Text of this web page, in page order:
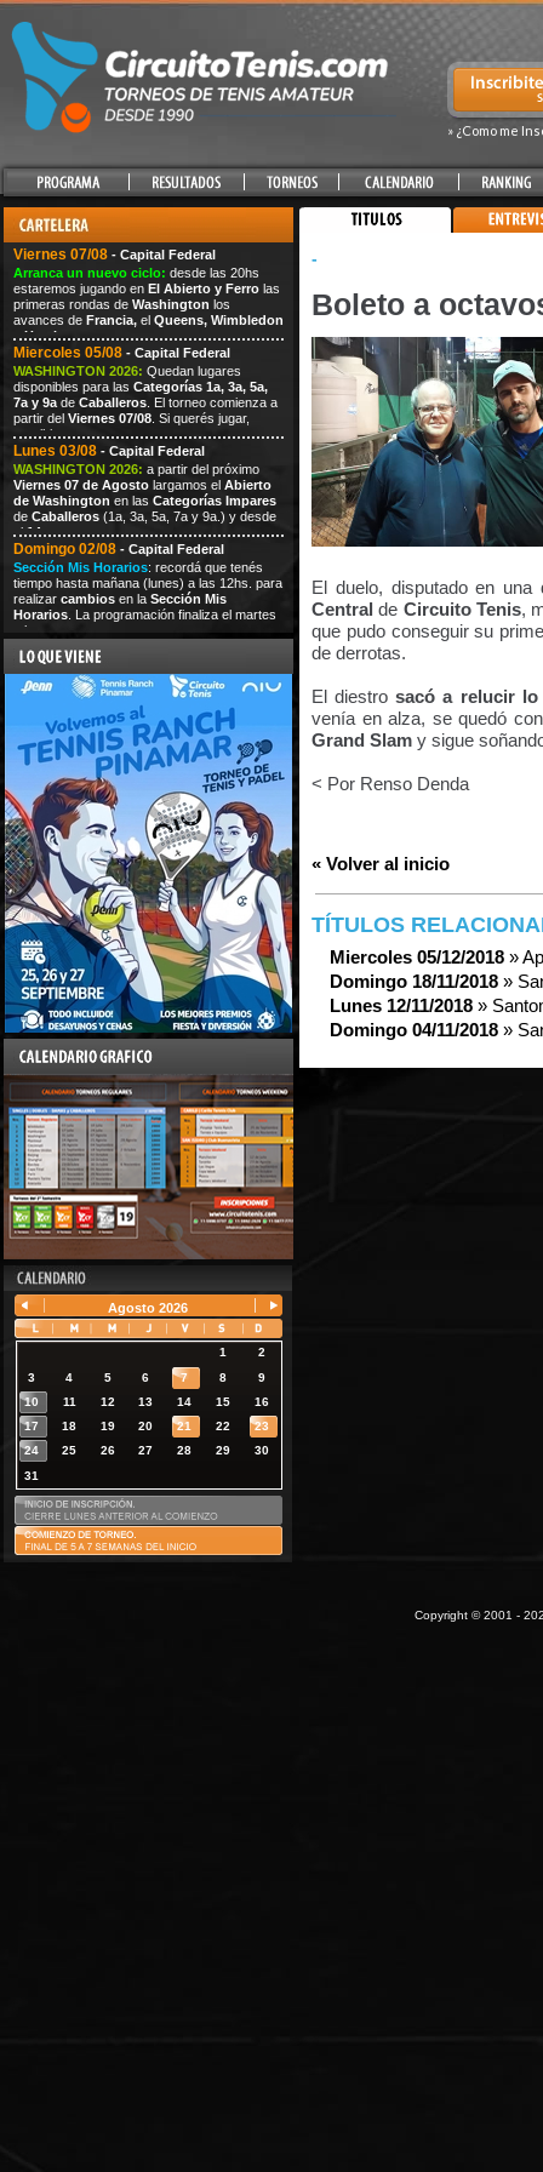
» ¿Como me
Viernes 07/08 - Capital Federal
Arranca un nuevo ciclo: desde las 20hs
estaremos jugando en El Abierto y Ferro las
primeras rondas de Washington los
avances de Francia, el Queens, Wimbledon
yHamburgo.
Miercoles 05/08 - Capital Federal
WASHINGTON 2026: Quedan lugares
disponibles para las Categorías 1a, 3a, 5a,
7a y 9a de Caballeros . El torneo comienza a
partir del Viernes 07/08 . Si querés jugar,
escribi
Lunes 03/08 - Capital Federal
WASHINGTON 2026: a partir del próximo
Viernes 07 de Agosto largamos el Abierto
de Washington en las Categorías Impares
de Caballeros (1a, 3a, 5a, 7a y 9a.) y desde
el14
Domingo 02/08 - Capital Federal
Sección Mis Horarios: recordá que tenés
tiempo hasta mañana (lunes) a las 12hs. para
realizar cambios en la Sección Mis
Horarios . La programación finaliza el martes
a las
Agosto 2026
1
2
3
4 5 6 7 8
9
10
11 12 13 14 15
16
17
18 19 20 21 22
23
24
25 26 27 28 29
30
31
-
Boleto a
El duelo, disputado en
Central de Circuito Tenis,
que pudo conseguir su
de derrotas.
El diestrosacó a relucir
venía en alza, se quedó
Grand Slam y sigue
< Por Renso Denda
« Volver al inicio
TÍTULOS
Miercoles 05/12/2018 »
Domingo 18/11/2018 »
Lunes 12/11/2018 »
Domingo 04/11/2018 »
Copyright © 2001 -